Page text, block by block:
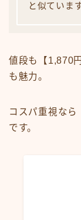
と似ています
値段も【1,870
も魅力。
コスパ重視な
です。